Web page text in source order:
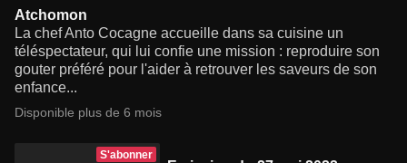
Atchomon
La chef Anto Cocagne accueille dans sa cuisine un
téléspectateur, qui lui confie une mission : reproduire son
gouter préféré pour l'aider à retrouver les saveurs de son
enfance...
Disponible plus de 6 mois
S'abonner